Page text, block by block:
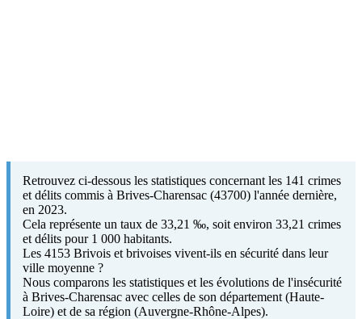
Retrouvez ci-dessous les statistiques concernant les 141 crimes
et délits commis à Brives-Charensac (43700) l'année dernière,
en 2023.
Cela représente un taux de 33,21 ‰, soit environ 33,21 crimes
et délits pour 1 000 habitants.
Les 4153 Brivois et brivoises vivent-ils en sécurité dans leur
ville moyenne ?
Nous comparons les statistiques et les évolutions de l'insécurité
à Brives-Charensac avec celles de son département (Haute-
Loire) et de sa région (Auvergne-Rhône-Alpes).